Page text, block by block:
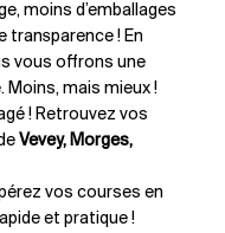
moins d’emballages
transparence ! En
vous offrons une
mais mieux !
! Retrouvez vos
Vevey, Morges,
vos courses en
et pratique !